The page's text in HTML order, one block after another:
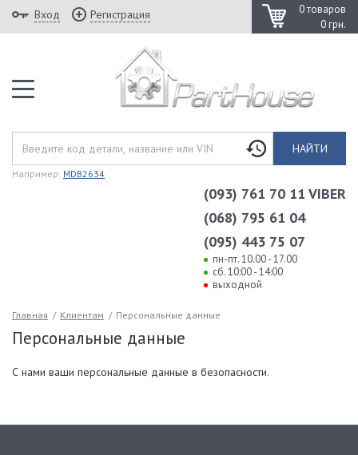
0 товаров
0 грн.
Вход Регистрация
НАЙТИ
Например: MDB2634
(093) 761 70 11 VIBER
(068) 795 61 04
(095) 443 75 07
пн-пт. 10.00 - 17.00
сб. 10:00 - 14:00
выходной
Главная / Клиентам / Персональные данные
Персональные данные
С нами ваши персональные данные в безопасности.